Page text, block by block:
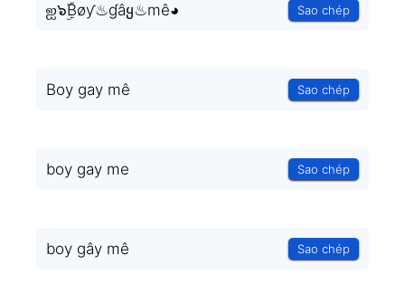
ஐ๖ۣۜBøƴ♨ɠâყ♨mê◕ Sao chép
Boy gay mê Sao chép
boy gay me Sao chép
boy gây mê Sao chép